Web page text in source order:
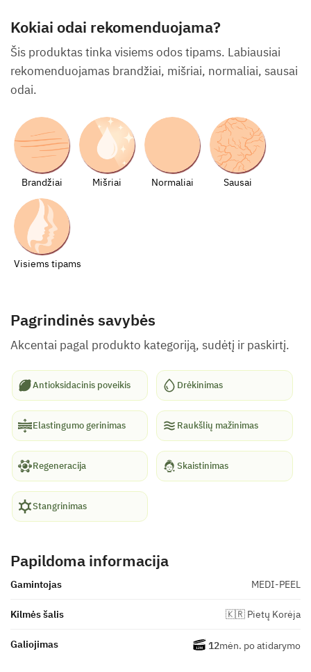
Kokiai odai rekomenduojama?
Šis produktas tinka visiems odos tipams. Labiausiai
rekomenduojamas brandžiai, mišriai, normaliai, sausai
odai.
Brandžiai Mišriai Normaliai Sausai
Visiems tipams
Pagrindinės savybės
Akcentai pagal produkto kategoriją, sudėtį ir paskirtį.
Antioksidacinis poveikis Drėkinimas
Elastingumo gerinimas Raukšlių mažinimas
Regeneracija Skaistinimas
Stangrinimas
Papildoma informacija
Gamintojas MEDI-PEEL
Kilmės šalis 🇰🇷 Pietų Korėja
Galiojimas 12mėn. po atidarymo